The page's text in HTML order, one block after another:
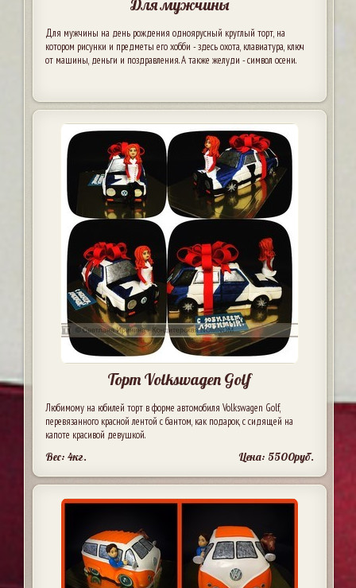
Для мужчины
Для мужчины на день рождения одноярусный круглый торт, на
котором рисунки и предметы его хобби - здесь охота, клавиатура, ключ
от машины, деньги и поздравления. А также желуди - символ осени.
Торт Volkswagen Golf
Любимому на юбилей торт в форме автомобиля Volkswagen Golf,
перевязанного красной лентой с бантом, как подарок, с сидящей на
капоте красивой девушкой.
Вес: 4кг. Цена: 5500руб.